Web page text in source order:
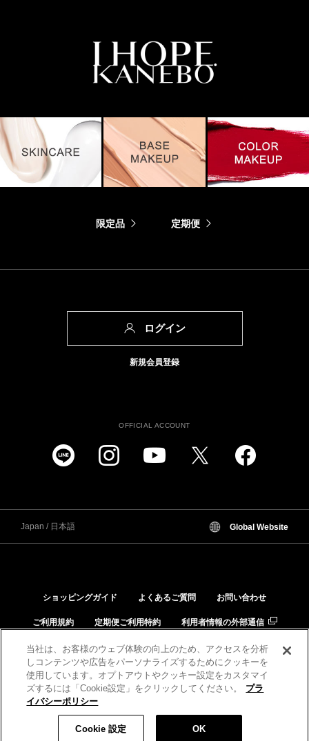
税込 4,400 円
カートに入れる
限定品 定期便
ログイン
新規会員登録
OFFICIAL ACCOUNT
Japan / 日本語 Global Website
ショッピングガイド よくあるご質問 お問い合わせ
ご利用規約 定期便ご利用特約 利用者情報の外部通信
個人情報保護方針 特定商取引法に基づく表示
品質と安全への取り組み 肌と化粧品の相性チェック
©KANEBO All Rights Reserved.
当社は、お客様のウェブ体験の向上のため、アクセスを分析
しコンテンツや広告をパーソナライズするためにクッキーを
使用しています。オプトアウトやクッキー設定をカスタマイ
ズするには「Cookie設定」をクリックしてください。
プラ
イバシーポリシー
Cookie 設定 OK